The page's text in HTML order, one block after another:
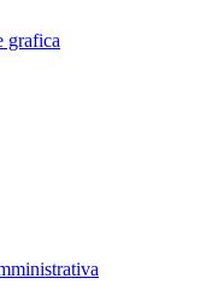
grafica